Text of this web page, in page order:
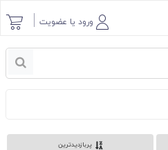
ورود یا عضویت
پربازدیدترین